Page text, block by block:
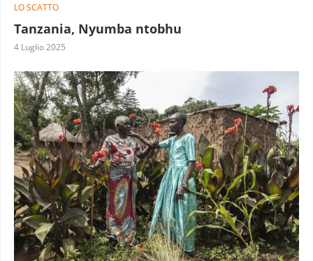
LO SCATTO
Tanzania, Nyumba ntobhu
4 Luglio 2025